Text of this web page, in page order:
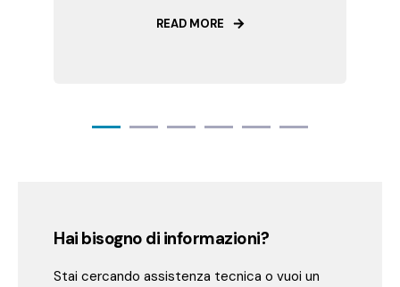
READ MORE
Hai bisogno di informazioni?
Stai cercando assistenza tecnica o vuoi un